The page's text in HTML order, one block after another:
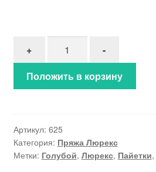
+
-
Положить в корзину
Артикул: 625
Категория: Пряжа Люрекс
Метки: Голубой, Люрекс, Пайетки,